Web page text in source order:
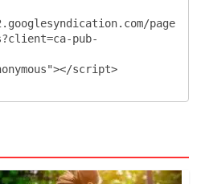
page
pub-